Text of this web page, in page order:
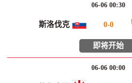
06-06 00:30
斯洛伐克 0-0
即将开始
06-06 00:00